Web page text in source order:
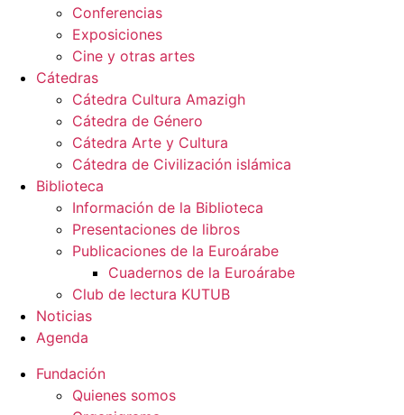
Conferencias
Exposiciones
Cine y otras artes
Cátedras
Cátedra Cultura Amazigh
Cátedra de Género
Cátedra Arte y Cultura
Cátedra de Civilización islámica
Biblioteca
Información de la Biblioteca
Presentaciones de libros
Publicaciones de la Euroárabe
Cuadernos de la Euroárabe
Club de lectura KUTUB
Noticias
Agenda
Fundación
Quienes somos